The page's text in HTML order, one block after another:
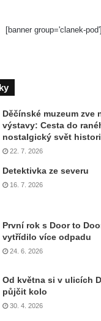
[banner group='clanek-pod']
Děčínské muzeum zve
výstavy: Cesta do
nostalgický svět
22. 7. 2026
Detektivka ze severu
16. 7. 2026
První rok s Door to
vytřídilo více odpadu
24. 6. 2026
Od května si v ulicích
půjčit kolo
30. 4. 2026